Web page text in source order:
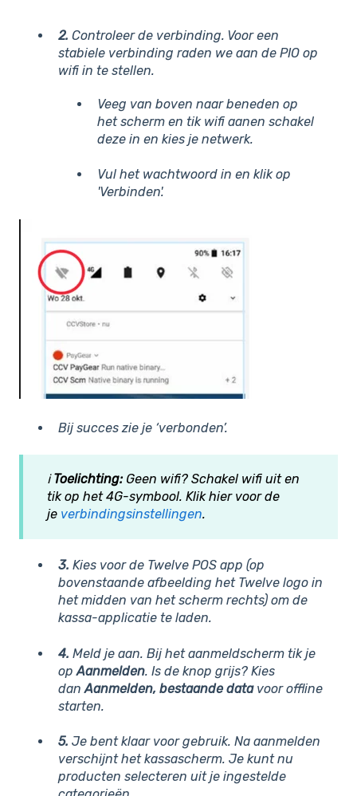
2. Controleer de verbinding. Voor een
stabiele verbinding raden we aan de PIO op
wifi in te stellen.
Veeg van boven naar beneden op
het scherm en tik wifi aanen schakel
deze in en kies je netwerk.
Vul het wachtwoord in en klik op
'Verbinden'.
Bij succes zie je ‘verbonden’.
ℹ️Toelichting: Geen wifi? Schakel wifi uit en
tik op het 4G-symbool. Klik hier voor de
je verbindingsinstellingen.
3. Kies voor de Twelve POS app (op
bovenstaande afbeelding het Twelve logo in
het midden van het scherm rechts) om de
kassa-applicatie te laden.
4. Meld je aan. Bij het aanmeldscherm tik je
opAanmelden. Is de knop grijs? Kies
danAanmelden, bestaande datavoor offline
starten.
5. Je bent klaar voor gebruik. Na aanmelden
verschijnt het kassascherm. Je kunt nu
producten selecteren uit je ingestelde